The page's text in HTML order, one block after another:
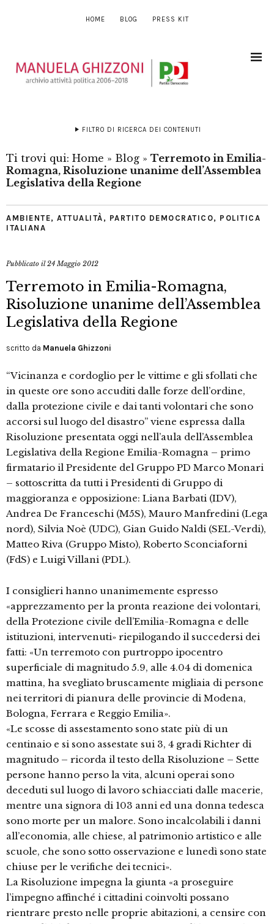
HOME BLOG PRESS KIT
FILTRO DI RICERCA DEI CONTENUTI
Ti trovi qui: Home » Blog » Terremoto in Emilia-
Romagna, Risoluzione unanime dell’Assemblea
Legislativa della Regione
AMBIENTE, ATTUALITÀ , PARTITO DEMOCRATICO, POLITICA
ITALIANA
Pubblicato il24 Maggio 2012
Terremoto in Emilia-Romagna,
Risoluzione unanime dell’Assemblea
Legislativa della Regione
scritto da Manuela Ghizzoni
“Vicinanza e cordoglio per le vittime e gli sfollati che
in queste ore sono accuditi dalle forze dell’ordine,
dalla protezione civile e dai tanti volontari che sono
accorsi sul luogo del disastro” viene espressa dalla
Risoluzione presentata oggi nell’aula dell’Assemblea
Legislativa della Regione Emilia-Romagna – primo
firmatario il Presidente del Gruppo PD Marco Monari
– sottoscritta da tutti i Presidenti di Gruppo di
maggioranza e opposizione: Liana Barbati (IDV),
Andrea De Franceschi (M5S), Mauro Manfredini (Lega
nord), Silvia Noè (UDC), Gian Guido Naldi (SEL-Verdi),
Matteo Riva (Gruppo Misto), Roberto Sconciaforni
(FdS) e Luigi Villani (PDL).
I consiglieri hanno unanimemente espresso
«apprezzamento per la pronta reazione dei volontari,
della Protezione civile dell’Emilia-Romagna e delle
istituzioni, intervenuti» riepilogando il succedersi dei
fatti: «Un terremoto con purtroppo ipocentro
superficiale di magnitudo 5.9, alle 4.04 di domenica
mattina, ha svegliato bruscamente migliaia di persone
nei territori di pianura delle provincie di Modena,
Bologna, Ferrara e Reggio Emilia».
«Le scosse di assestamento sono state più di un
centinaio e si sono assestate sui 3, 4 gradi Richter di
magnitudo – ricorda il testo della Risoluzione – Sette
persone hanno perso la vita, alcuni operai sono
deceduti sul luogo di lavoro schiacciati dalle macerie,
mentre una signora di 103 anni ed una donna tedesca
sono morte per un malore. Sono incalcolabili i danni
all’economia, alle chiese, al patrimonio artistico e alle
scuole, che sono sotto osservazione e lunedì sono state
chiuse per le verifiche dei tecnici».
La Risoluzione impegna la giunta «a proseguire
l’impegno affinché i cittadini coinvolti possano
rientrare presto nelle proprie abitazioni, a censire con